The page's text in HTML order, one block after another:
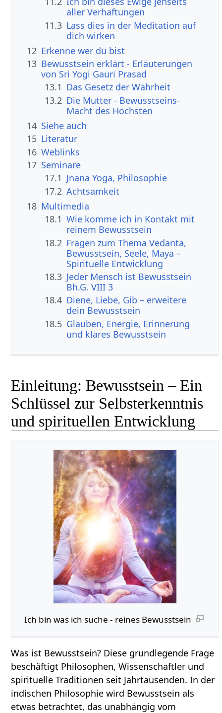
aller Verhaftungen
11.3 Lass dies in der Meditation auf
dich wirken
12 Erkenne wer du bist
13 Bewusstsein erklärt - Erläuterungen
von Sri Yogi Gauri Prasad
13.1 Das Gesetz der Wahrheit
13.2 Die Mutter - Bewusstseins-
Macht des Höchsten
14 Siehe auch
15 Literatur
16 Weblinks
17 Seminare
17.1 Jnana Yoga, Philosophie
17.2 Achtsamkeit
18 Multimedia
18.1 Wie komme ich in Kontakt mit
reinem Bewusstsein
18.2 Fragen zum Thema Vedanta,
Bewusstsein, Seele, Maya –
Spirituelle Entwicklung
18.3 Jeder Mensch ist Bewusstsein
Bh.G. VIII 3
18.4 Diene, Liebe, Gib – erweitere
dein Bewusstsein
18.5 Glauben, Energie, Erinnerung
und klares Bewusstsein
Einleitung: Bewusstsein – Ein
Schlüssel zur Selbsterkenntnis
und spirituellen Entwicklung
Ich bin was ich suche - reines Bewusstsein
Was ist Bewusstsein? Diese grundlegende Frage
beschäftigt Philosophen, Wissenschaftler und
spirituelle Traditionen seit Jahrtausenden. In der
indischen Philosophie wird Bewusstsein als
etwas betrachtet, das unabhängig vom